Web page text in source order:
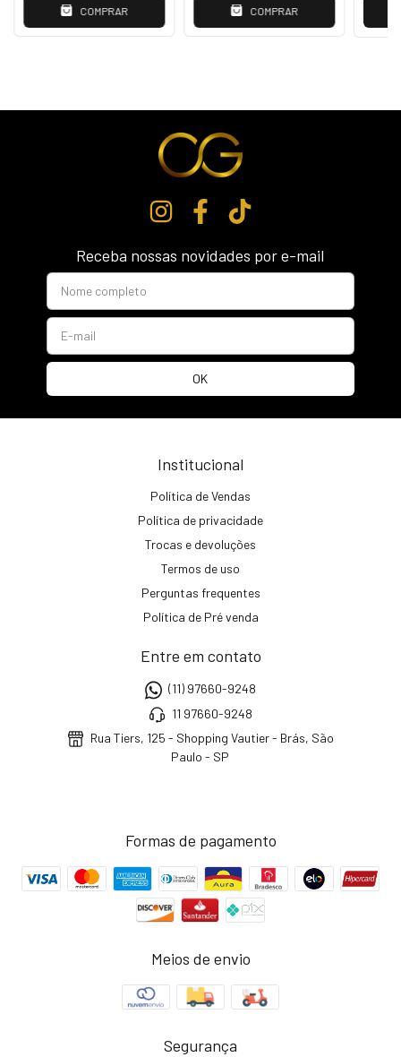
COMPRAR COMPRAR
Receba nossas novidades por e-mail
Institucional
Política de Vendas
Política de privacidade
Trocas e devoluções
Termos de uso
Perguntas frequentes
Política de Pré venda
Entre em contato
(11) 97660-9248
11 97660-9248
Rua Tiers, 125 - Shopping Vautier - Brás, São
Paulo - SP
Formas de pagamento
Meios de envio
Segurança